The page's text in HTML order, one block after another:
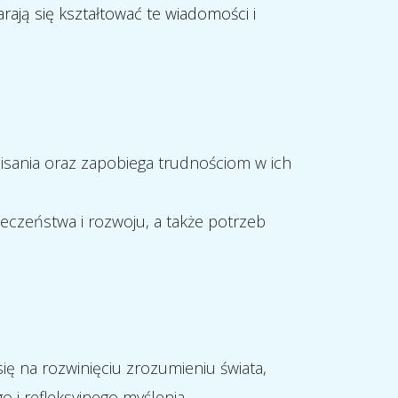
się kształtować te wiadomości i
oraz zapobiega trudnościom w ich
i rozwoju, a także potrzeb
na rozwinięciu zrozumieniu świata,